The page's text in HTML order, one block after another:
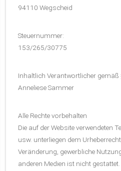
94110 Wegscheid
Steuernummer:
153/265/30775
Inhaltlich Verantwortlicher gemäß
Anneliese Sammer
Alle Rechte vorbehalten
Die auf der Website verwendeten
usw. unterliegen dem
Veränderung, gewerbliche
anderen Medien ist nicht